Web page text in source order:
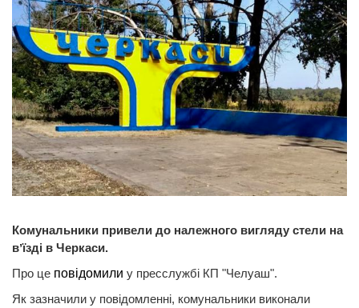
Комунальники привели до належного вигляду стели на
вʼїзді в Черкаси.
Про це повідомили у пресслужбі КП "Челуаш".
Як зазначили у повідомленні, комунальники виконали